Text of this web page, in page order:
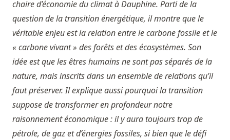
chaire d’économie du climat à Dauphine. Parti de la
question de la transition énergétique, il montre que le
véritable enjeu est la relation entre le carbone fossile et le
« carbone vivant » des forêts et des écosystèmes. Son
idée est que les êtres humains ne sont pas séparés de la
nature, mais inscrits dans un ensemble de relations qu’il
faut préserver. Il explique aussi pourquoi la transition
suppose de transformer en profondeur notre
raisonnement économique : il y aura toujours trop de
pétrole, de gaz et d’énergies fossiles, si bien que le défi